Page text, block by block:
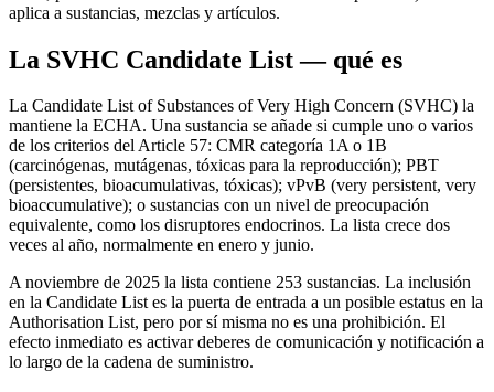
aplica a sustancias, mezclas y artículos.
La SVHC Candidate List — qué es
La Candidate List of Substances of Very High Concern (SVHC) la
mantiene la ECHA. Una sustancia se añade si cumple uno o varios
de los criterios del Article 57: CMR categoría 1A o 1B
(carcinógenas, mutágenas, tóxicas para la reproducción); PBT
(persistentes, bioacumulativas, tóxicas); vPvB (very persistent, very
bioaccumulative); o sustancias con un nivel de preocupación
equivalente, como los disruptores endocrinos. La lista crece dos
veces al año, normalmente en enero y junio.
A noviembre de 2025 la lista contiene 253 sustancias. La inclusión
en la Candidate List es la puerta de entrada a un posible estatus en la
Authorisation List, pero por sí misma no es una prohibición. El
efecto inmediato es activar deberes de comunicación y notificación a
lo largo de la cadena de suministro.